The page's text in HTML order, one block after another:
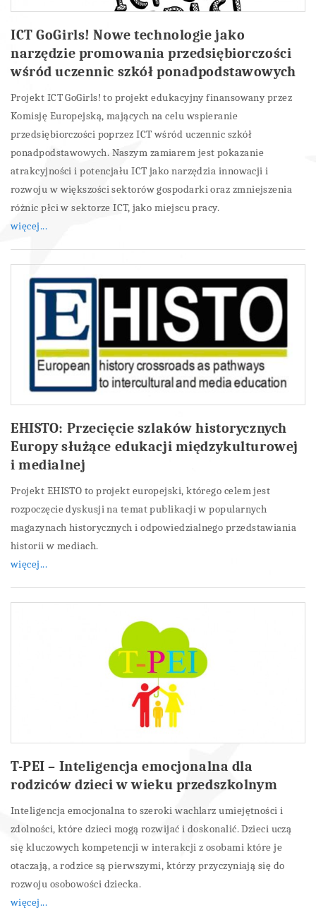
ICT GoGirls! Nowe technologie jako
narzędzie promowania przedsiębiorczości
wśród uczennic szkół ponadpodstawowych
Projekt ICT GoGirls! to projekt edukacyjny finansowany przez
Komisję Europejską, mających na celu wspieranie
przedsiębiorczości poprzez ICT wśród uczennic szkół
ponadpodstawowych. Naszym zamiarem jest pokazanie
atrakcyjności i potencjału ICT jako narzędzia innowacji i
rozwoju w większości sektorów gospodarki oraz zmniejszenia
różnic płci w sektorze ICT, jako miejscu pracy.
więcej...
EHISTO: Przecięcie szlaków historycznych
Europy służące edukacji międzykulturowej
i medialnej
Projekt EHISTO to projekt europejski, którego celem jest
rozpoczęcie dyskusji na temat publikacji w popularnych
magazynach historycznych i odpowiedzialnego przedstawiania
historii w mediach.
więcej...
T-PEI – Inteligencja emocjonalna dla
rodziców dzieci w wieku przedszkolnym
Inteligencja emocjonalna to szeroki wachlarz umiejętności i
zdolności, które dzieci mogą rozwijać i doskonalić. Dzieci uczą
się kluczowych kompetencji w interakcji z osobami które je
otaczają, a rodzice są pierwszymi, którzy przyczyniają się do
rozwoju osobowości dziecka.
więcej...